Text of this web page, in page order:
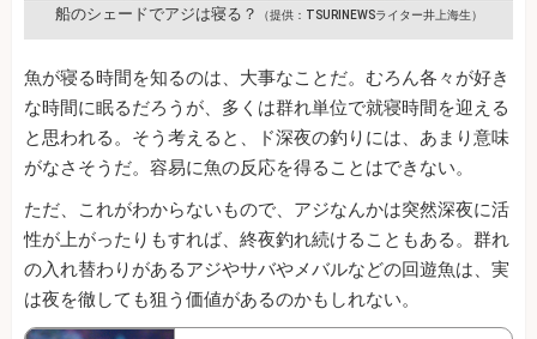
船のシェードでアジは寝る？ （提供：TSURINEWSライター井上海生）
魚が寝る時間を知るのは、大事なことだ。むろん各々が好き
な時間に眠るだろうが、多くは群れ単位で就寝時間を迎える
と思われる。そう考えると、ド深夜の釣りには、あまり意味
がなさそうだ。容易に魚の反応を得ることはできない。
ただ、これがわからないもので、アジなんかは突然深夜に活
性が上がったりもすれば、終夜釣れ続けることもある。群れ
の入れ替わりがあるアジやサバやメバルなどの回遊魚は、実
は夜を徹しても狙う価値があるのかもしれない。